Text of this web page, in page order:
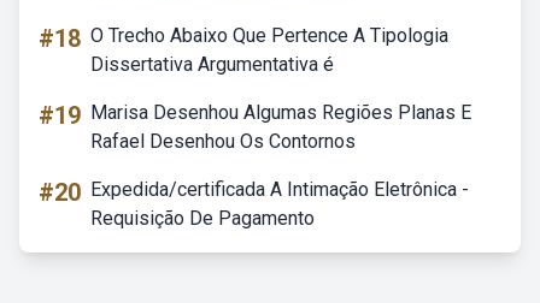
#18 O Trecho Abaixo Que Pertence A Tipologia
Dissertativa Argumentativa é
#19 Marisa Desenhou Algumas Regiões Planas E
Rafael Desenhou Os Contornos
#20 Expedida/certificada A Intimação Eletrônica -
Requisição De Pagamento